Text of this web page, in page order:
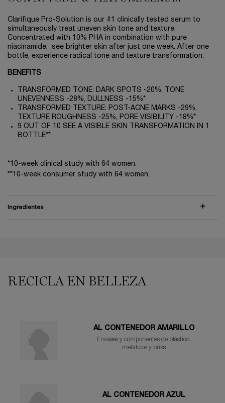
Clarifique Pro-Solution is our #1 clinically tested serum to
simultaneously treat uneven skin tone and texture.
Concentrated with 10% PHA in combination with pure
niacinamide, see brighter skin after just one week. After one
bottle, experience radical tone and texture transformation.
BENEFITS
TRANSFORMED TONE: DARK SPOTS -20%, TONE
UNEVENNESS -28%, DULLNESS -15%*
TRANSFORMED TEXTURE: POST-ACNE MARKS -29%,
TEXTURE ROUGHNESS -25%, PORE VISIBILITY -18%*
9 OUT OF 10 SEE A VISIBLE SKIN TRANSFORMATION IN 1
BOTTLE**
*10-week clinical study with 64 women.
**10-week consumer study with 64 women.
Ingredientes
RECICLA EN BELLEZA
AL CONTENEDOR AMARILLO
Envases y componentes de plástico,
metálicos y briks
AL CONTENEDOR AZUL